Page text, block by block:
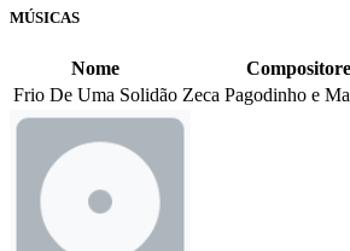
MÚSICAS
Nome
Frio De Uma Solidão Zeca Pagodinho e